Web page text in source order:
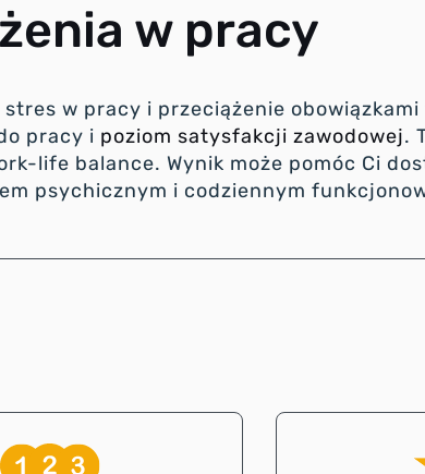
w pracy
w pracy i przeciążenie obowiązkami
pracy i poziom satysfakcji zawodowej.
life balance. Wynik może pomóc Ci
psychicznym i codziennym